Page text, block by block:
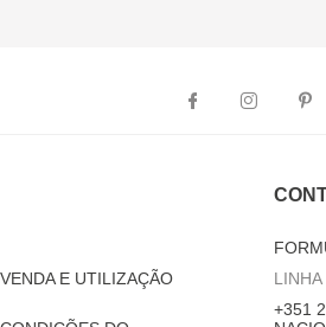
E UTILIZAÇÃO
+351